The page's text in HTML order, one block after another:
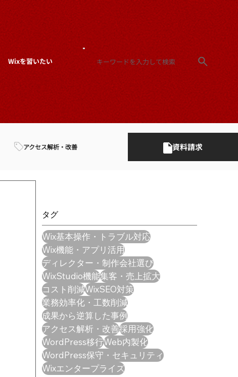
Wixを習いたい
アクセス解析・改善 資料請求
タグ
Wix基本操作・トラブル対応
Wix機能・アプリ活用
ディレクター・制作会社選び
WixStudio機能集客・売上拡大
コスト削減WixSEO対策
業務効率化・工数削減
成果から逆算した事例
アクセス解析・改善採用強化
WordPress移行Web内製化
WordPress保守・セキュリティ
Wixエンタープライズ